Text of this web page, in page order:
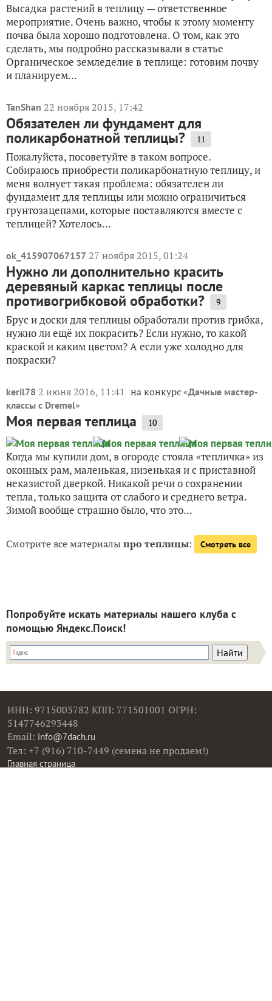
Высадка растений в теплицу — ответственное
мероприятие. Очень важно, чтобы к этому моменту
почва была хорошо подготовлена. О том, как это
сделать, мы подробно рассказывали в статье
Органическое земледелие в теплице: готовим почву
и планируем...
TanShan 22 ноября 2015, 17:42
Обязателен ли фундамент для
поликарбонатной теплицы? 11
Пожалуйста, посоветуйте в таком вопросе.
Собираюсь приобрести поликарбонатную теплицу, и
меня волнует такая проблема: обязателен ли
фундамент для теплицы или можно ограничиться
грунтозацепами, которые поставляются вместе с
теплицей? Хотелось...
ok_415907067157 27 ноября 2015, 01:24
Нужно ли дополнительно красить
деревяный каркас теплицы после
противогрибковой обработки? 9
Брус и доски для теплицы обработали против грибка,
нужно ли ещё их покрасить? Если нужно, то какой
краской и каким цветом? А если уже холодно для
покраски?
keril78 2 июня 2016, 11:41 на конкурс «Дачные мастер-
классы c Dremel»
Моя первая теплица 10
Когда мы купили дом, в огороде стояла «тепличка» из
оконных рам, маленькая, низенькая и с приставной
неказистой дверкой. Никакой речи о сохранении
тепла, только защита от слабого и среднего ветра.
Зимой вообще страшно было, что это...
Смотрите все материалыпро теплицы: Смотреть все
Попробуйте искать материалы нашего клуба с
помощью Яндекс.Поиск!
ИНН: 9715003782 КПП: 771501001 ОГРН:
5147746293448
Email: info@7dach.ru
Тел: +7 (916) 710-7449 (семена не продаем!)
Главная страница